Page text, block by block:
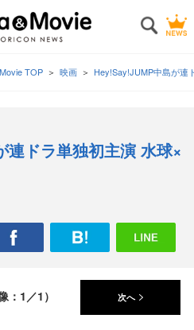
TOP 映画 Hey!Say!JUMP中島が連
ドラ単独初主演 水球×
：1／1） 次へ